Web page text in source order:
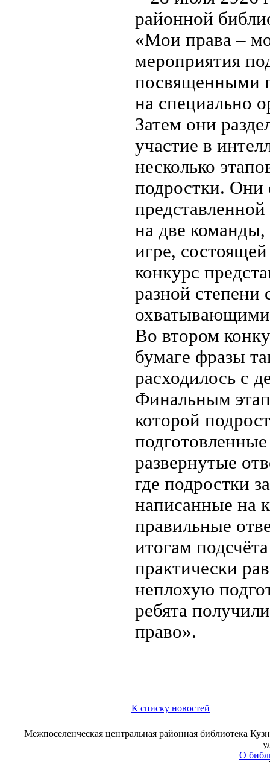
районной
«Мои права –
мероприятия
посвященными
на специально
Затем они
участие в
несколько
подростки. Они
на две команды,
игре,
конкурс
разной степени
Во втором
бумаге фразы
расходилось с
Финальным
которой
развернутые
где подростки
написанные на
правильные
итогам
практически
неплохую
ребята
право».
К списку новостей
Межпоселенческая центральная районная библиотека
О